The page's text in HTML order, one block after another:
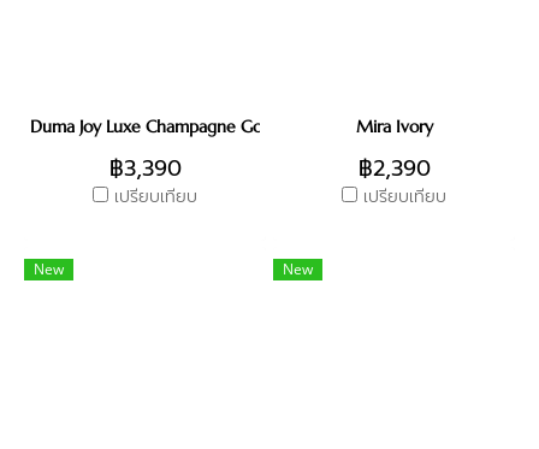
Duma Joy Luxe Champagne Gold
฿3,390
เปรียบเทียบ
Mira Ivory
฿2,390
เปรียบเทียบ
New New